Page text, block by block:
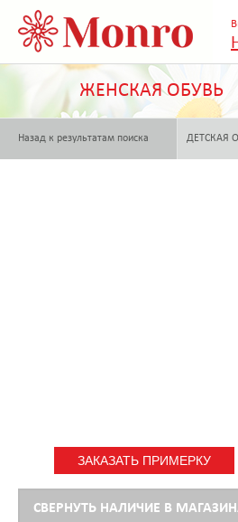
ЖЕНСКАЯ ОБУВЬ
Назад к результатам поиска ДЕТСКАЯ
СВЕРНУТЬ НАЛИЧИЕ В